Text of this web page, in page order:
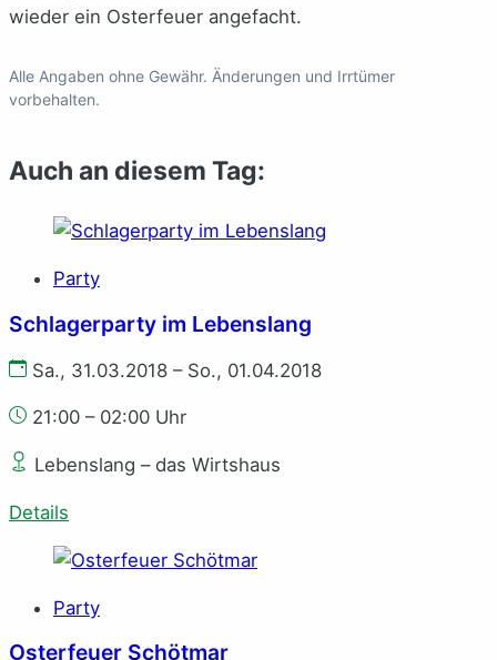
wieder ein Osterfeuer angefacht.
Alle Angaben ohne Gewähr. Änderungen und Irrtümer
vorbehalten.
Auch an diesem Tag:
Party
Schlagerparty im Lebenslang
Sa., 31.03.2018 – So., 01.04.2018
21:00 – 02:00 Uhr
Lebenslang – das Wirtshaus
Details
Party
Osterfeuer Schötmar